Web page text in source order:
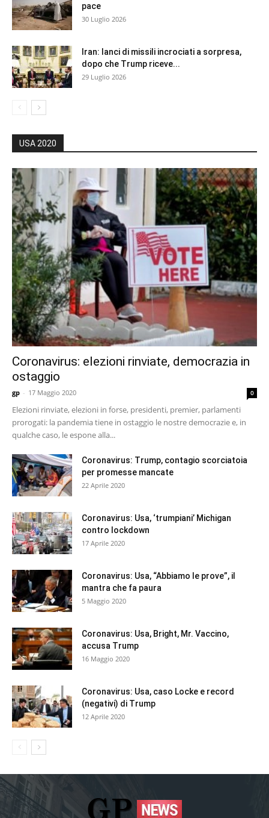
pace
30 Luglio 2026
Iran: lanci di missili incrociati a sorpresa,
dopo che Trump riceve...
29 Luglio 2026
USA 2020
Coronavirus: elezioni rinviate, democrazia in
ostaggio
gp - 17 Maggio 2020 0
Elezioni rinviate, elezioni in forse, presidenti, premier, parlamenti
prorogati: la pandemia tiene in ostaggio le nostre democrazie e, in
qualche caso, le espone alla...
Coronavirus: Trump, contagio scorciatoia
per promesse mancate
22 Aprile 2020
Coronavirus: Usa, ‘trumpiani’ Michigan
contro lockdown
17 Aprile 2020
Coronavirus: Usa, “Abbiamo le prove”, il
mantra che fa paura
5 Maggio 2020
Coronavirus: Usa, Bright, Mr. Vaccino,
accusa Trump
16 Maggio 2020
Coronavirus: Usa, caso Locke e record
(negativi) di Trump
12 Aprile 2020